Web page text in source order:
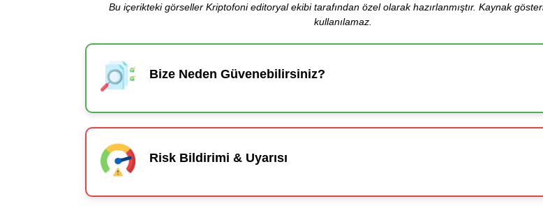
Bu içerikteki görseller Kriptofoni editoryal ekibi tarafından özel olarak hazırlanmıştır. Kaynak
kullanılamaz.
Bize Neden Güvenebilirsiniz?
Risk Bildirimi & Uyarısı